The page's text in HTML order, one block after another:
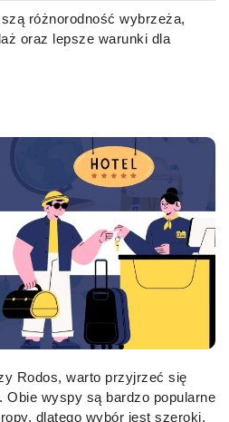
różnorodność wybrzeża,
oraz lepsze warunki dla
Rodos, warto przyjrzeć się
Obie wyspy są bardzo popularne
dlatego wybór jest szeroki.